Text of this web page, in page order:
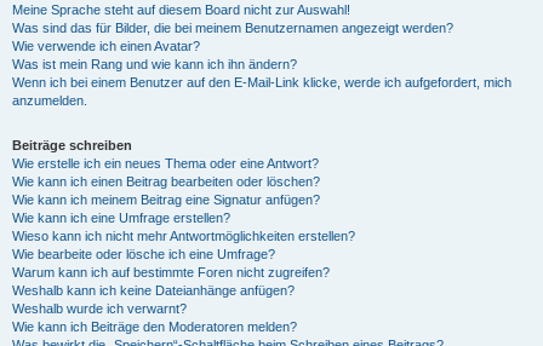
Meine Sprache steht auf diesem Board nicht zur Auswahl!
Was sind das für Bilder, die bei meinem Benutzernamen angezeigt werden?
Wie verwende ich einen Avatar?
Was ist mein Rang und wie kann ich ihn ändern?
Wenn ich bei einem Benutzer auf den E-Mail-Link klicke, werde ich aufgefordert, mich
anzumelden.
Beiträge schreiben
Wie erstelle ich ein neues Thema oder eine Antwort?
Wie kann ich einen Beitrag bearbeiten oder löschen?
Wie kann ich meinem Beitrag eine Signatur anfügen?
Wie kann ich eine Umfrage erstellen?
Wieso kann ich nicht mehr Antwortmöglichkeiten erstellen?
Wie bearbeite oder lösche ich eine Umfrage?
Warum kann ich auf bestimmte Foren nicht zugreifen?
Weshalb kann ich keine Dateianhänge anfügen?
Weshalb wurde ich verwarnt?
Wie kann ich Beiträge den Moderatoren melden?